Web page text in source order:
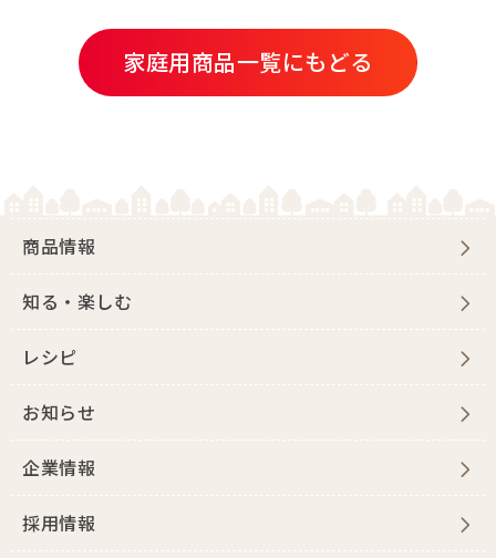
家庭用商品一覧にもどる
商品情報
知る・楽しむ
レシピ
お知らせ
企業情報
採用情報